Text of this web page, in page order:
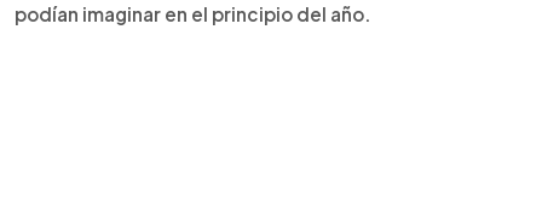
podían imaginar en el principio del año.